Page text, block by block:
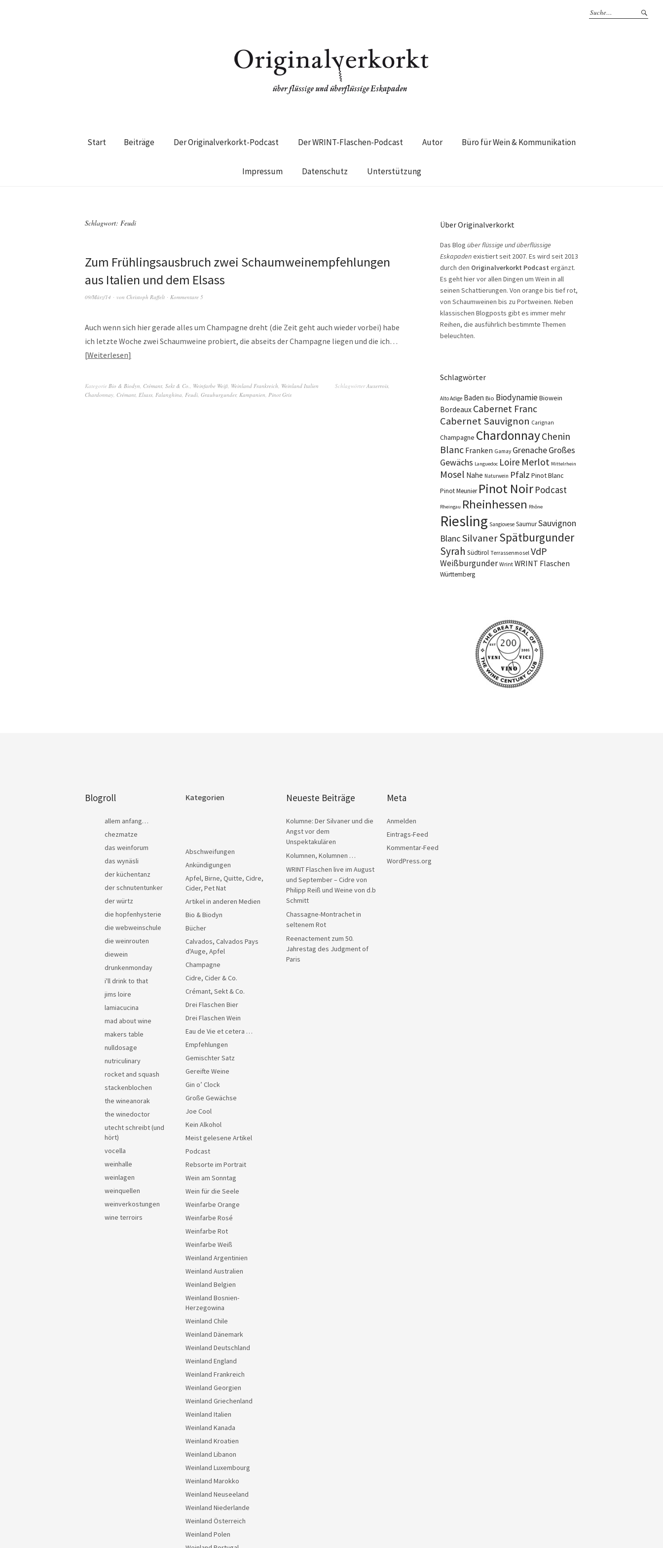
Start Beiträge Der Originalverkorkt-Podcast Der WRINT-Flaschen-Podcast Autor Büro für Wein & Kommunikation
Impressum Datenschutz Unterstützung
Schlagwort: Feudi
Zum Frühlingsausbruch zwei Schaumweinempfehlungen
aus Italien und dem Elsass
09/März/14 von Christoph Raffelt Kommentare 5
Auch wenn sich hier gerade alles um Champagne dreht (die Zeit geht auch wieder vorbei) habe
ich letzte Woche zwei Schaumweine probiert, die abseits der Champagne liegen und die ich…
Weiterlesen
Kategorie Bio & Biodyn, Crémant, Sekt & Co., Weinfarbe Weiß, Weinland Frankreich, Weinland Italien SchlagwörterAuxerrois,
Chardonnay, Crémant, Elsass, Falanghina, Feudi, Grauburgunder, Kampanien, Pinot Gris
Über Originalverkorkt
Das Blog über flüssige und überflüssige
Eskapadenexistiert seit 2007. Es wird seit 2013
durch den Originalverkorkt Podcast ergänzt.
Es geht hier vor allen Dingen um Wein in all
seinen Schattierungen. Von orange bis tief rot,
von Schaumweinen bis zu Portweinen. Neben
klassischen Blogposts gibt es immer mehr
Reihen, die ausführlich bestimmte Themen
beleuchten.
Schlagwörter
Alto Adige Baden Bio BiodynamieBiowein
Bordeaux Cabernet Franc
Cabernet Sauvignon Carignan
Champagne ChardonnayChenin
Blanc Franken Gamay GrenacheGroßes
Gewächs Languedoc Loire Merlot Mittelrhein
Mosel Nahe Naturwein Pfalz Pinot Blanc
Pinot Meunier Pinot Noir Podcast
Rheingau Rheinhessen Rhône
Riesling Sangiovese SaumurSauvignon
BlancSilvanerSpätburgunder
Syrah Südtirol Terrassenmosel VdP
Weißburgunder Wrint WRINT Flaschen
Württemberg
Blogroll
allem anfang…
chezmatze
das weinforum
das wynäsli
der küchentanz
der schnutentunker
der würtz
die hopfenhysterie
die webweinschule
die weinrouten
diewein
drunkenmonday
i'll drink to that
jims loire
lamiacucina
mad about wine
makers table
nulldosage
nutriculinary
rocket and squash
stackenblochen
the wineanorak
the winedoctor
utecht schreibt (und
hört)
vocella
weinhalle
weinlagen
weinquellen
weinverkostungen
wine terroirs
Kategorien
Abschweifungen
Ankündigungen
Apfel, Birne, Quitte, Cidre,
Cider, Pet Nat
Artikel in anderen Medien
Bio & Biodyn
Bücher
Calvados, Calvados Pays
d'Auge, Apfel
Champagne
Cidre, Cider & Co.
Crémant, Sekt & Co.
Drei Flaschen Bier
Drei Flaschen Wein
Eau de Vie et cetera …
Empfehlungen
Gemischter Satz
Gereifte Weine
Gin o’ Clock
Große Gewächse
Joe Cool
Kein Alkohol
Meist gelesene Artikel
Podcast
Rebsorte im Portrait
Wein am Sonntag
Wein für die Seele
Weinfarbe Orange
Weinfarbe Rosé
Weinfarbe Rot
Weinfarbe Weiß
Weinland Argentinien
Weinland Australien
Weinland Belgien
Weinland Bosnien-
Herzegowina
Weinland Chile
Weinland Dänemark
Weinland Deutschland
Weinland England
Weinland Frankreich
Weinland Georgien
Weinland Griechenland
Weinland Italien
Weinland Kanada
Weinland Kroatien
Weinland Libanon
Weinland Luxembourg
Weinland Marokko
Weinland Neuseeland
Weinland Niederlande
Weinland Österreich
Weinland Polen
Neueste Beiträge
Kolumne: Der Silvaner und die
Angst vor dem
Unspektakulären
Kolumnen, Kolumnen …
WRINT Flaschen live im August
und September – Cidre von
Philipp Reiß und Weine von d.b
Schmitt
Chassagne-Montrachet in
seltenem Rot
Reenactement zum 50.
Jahrestag des Judgment of
Paris
Meta
Anmelden
Eintrags-Feed
Kommentar-Feed
WordPress.org